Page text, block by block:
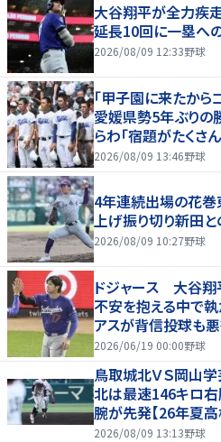
大谷翔平が全力疾
延長10回に一塁へ
2026/08/09 12:33野球
「甲子園に来たから
愛媛県勢5年ぶり
らわ「宿題がたくさ
2026/08/09 13:46野球
4年連続出場の花巻
上げ振り切り新田と
2026/08/09 10:27野球
ドジャース 大谷翔
不安を抱える中で
アスが背信投球も
もリード守る
2026/06/19 00:00野球
鳥取城北ＶＳ岡山
北は最速146キロ
腕が先発【26年夏高
2026/08/09 13:13野球